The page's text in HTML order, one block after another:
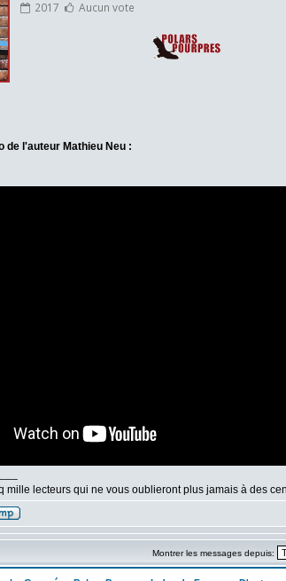
de l'auteur Mathieu Neu :
mille lecteurs qui ne vous oublieront plus jamais à des
Montrer les messages depuis: